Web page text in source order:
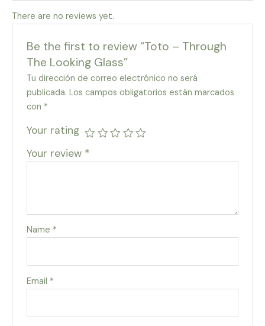
There are no reviews yet.
Be the first to review “Toto – Through
The Looking Glass”
Tu dirección de correo electrónico no será
publicada. Los campos obligatorios están marcados
con *
Your rating
Your review *
Name *
Email *